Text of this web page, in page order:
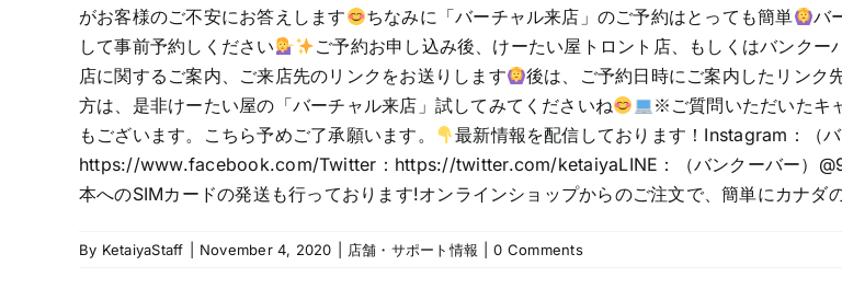
がお客様のご不安にお答えします
ちなみに「バーチャル来店」のご予約はとっても簡単
バ
して事前予約しください
ご予約お申し込み後、けーたい屋トロント店、もしくはバンク
店に関するご案内、ご来店先のリンクをお送りします
後は、ご予約日時にご案内したリンク
方は、是非けーたい屋の「バーチャル来店」試してみてくださいね
※ご質問いただいたキ
もございます。こちら予めご了承願います。
最新情報を配信しております！Instagram：（
https://www.facebook.com/Twitter：https://twitter.com/ketaiyaLINE：（バンクーバー）
本へのSIMカードの発送も行っております!オンラインショップからのご注文で、簡単にカ
By KetaiyaStaff November 4, 2020 店舗・サポート情報 0 Comments